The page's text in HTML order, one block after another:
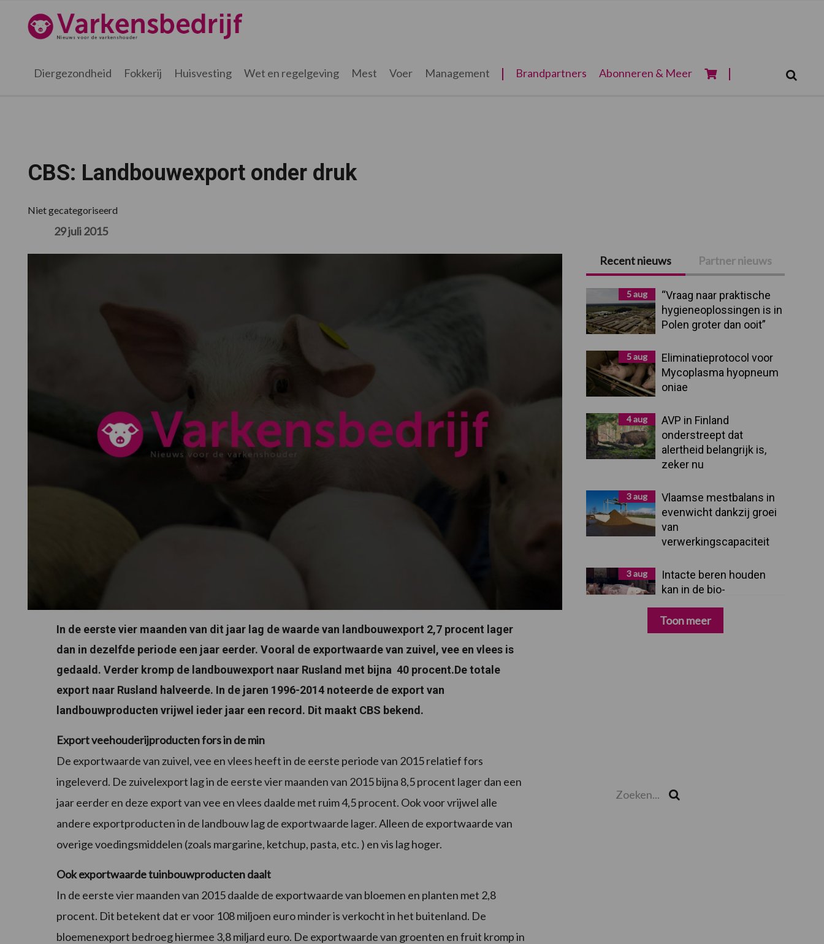
hoofdnavigatie
hoofd
eerste
voettekst
Varkensbedrijf.nl
Diergezondheid Fokkerij Huisvesting Wet en regelgeving Mest Voer Management Brandpartners Abonneren & Meer
CBS: Landbouwexport onder druk
Niet gecategoriseerd
29 juli 2015
In de eerste vier maanden van dit jaar lag de waarde van landbouwexport 2,7 procent lager
dan in dezelfde periode een jaar eerder. Vooral de exportwaarde van zuivel, vee en vlees is
gedaald. Verder kromp de landbouwexport naar Rusland met bijna 40 procent.De totale
export naar Rusland halveerde. In de jaren 1996-2014 noteerde de export van
landbouwproducten vrijwel ieder jaar een record. Dit maakt CBS bekend.
Export veehouderijproducten fors in de min
De exportwaarde van zuivel, vee en vlees heeft in de eerste periode van 2015 relatief fors
ingeleverd. De zuivelexport lag in de eerste vier maanden van 2015 bijna 8,5 procent lager dan een
jaar eerder en deze export van vee en vlees daalde met ruim 4,5 procent. Ook voor vrijwel alle
andere exportproducten in de landbouw lag de exportwaarde lager. Alleen de exportwaarde van
overige voedingsmiddelen (zoals margarine, ketchup, pasta, etc. ) en vis lag hoger.
Ook exportwaarde tuinbouwproducten daalt
In de eerste vier maanden van 2015 daalde de exportwaarde van bloemen en planten met 2,8
procent. Dit betekent dat er voor 108 miljoen euro minder is verkocht in het buitenland. De
bloemenexport bedroeg hiermee 3,8 miljard euro. De exportwaarde van groenten en fruit kromp in
Primaire
Sidebar
Recent nieuws Partner nieuws
5 aug
“Vraag naar praktische
hygieneoplossingen is in
Polen groter dan ooit”
5 aug
Eliminatieprotocol voor
Mycoplasma hyopneum
oniae
4 aug
AVP in Finland
onderstreept dat
alertheid belangrijk is,
zeker nu
3 aug
Vlaamse mestbalans in
evenwicht dankzij groei
van
verwerkingscapaciteit
3 aug
Intacte beren houden
kan in de bio-
dan moet alles kloppen
Toon meer